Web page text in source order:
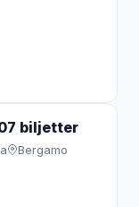
biljetter
Bergamo